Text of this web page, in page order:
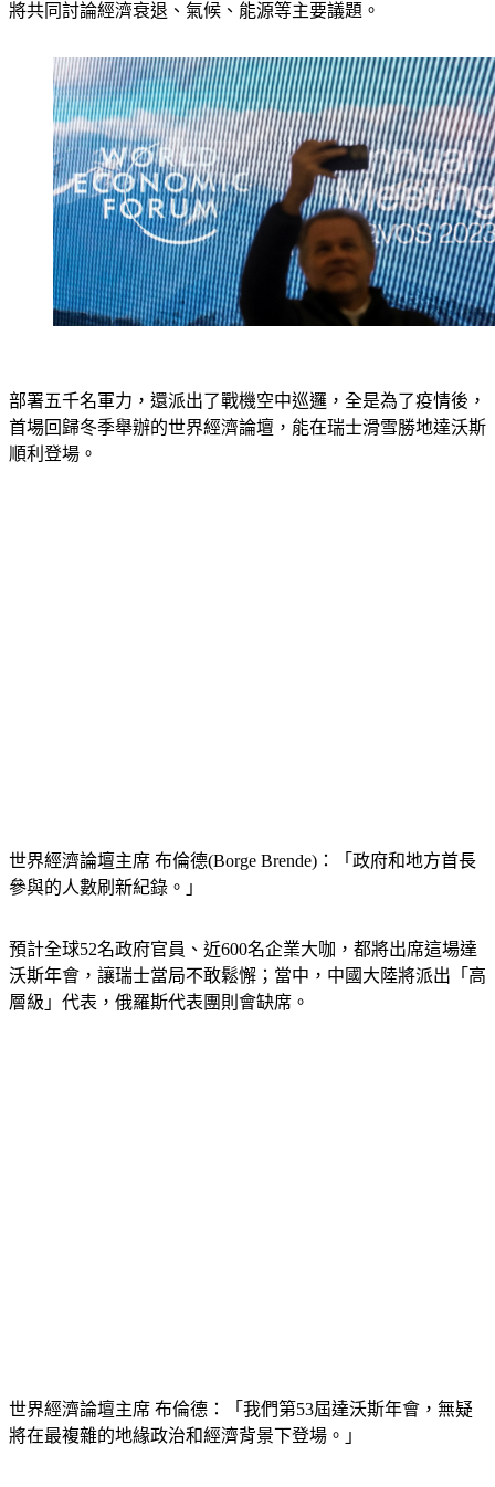
將共同討論經濟衰退、氣候、能源等主要議題。
部署五千名軍力，還派出了戰機空中巡邏，全是為了疫情後，
首場回歸冬季舉辦的世界經濟論壇，能在瑞士滑雪勝地達沃斯
順利登場。
世界經濟論壇主席 布倫德(Borge Brende)：「政府和地方首長
參與的人數刷新紀錄。」
預計全球52名政府官員、近600名企業大咖，都將出席這場達
沃斯年會，讓瑞士當局不敢鬆懈；當中，中國大陸將派出「高
層級」代表，俄羅斯代表團則會缺席。
世界經濟論壇主席 布倫德：「我們第53屆達沃斯年會，無疑
將在最複雜的地緣政治和經濟背景下登場。」